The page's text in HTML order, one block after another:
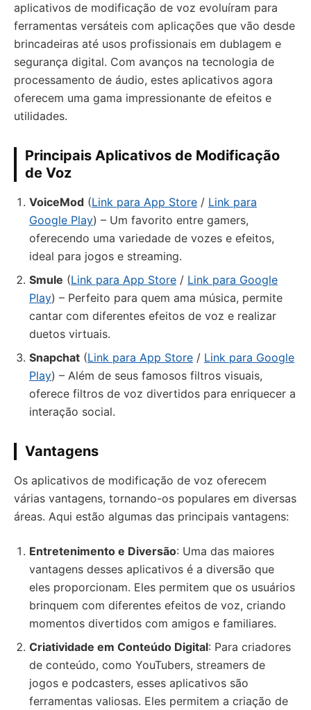
aplicativos de modificação de voz evoluíram para
ferramentas versáteis com aplicações que vão desde
brincadeiras até usos profissionais em dublagem e
segurança digital. Com avanços na tecnologia de
processamento de áudio, estes aplicativos agora
oferecem uma gama impressionante de efeitos e
utilidades.
Principais Aplicativos de Modificação
de Voz
VoiceMod (Link para App Store / Link para
Google Play) – Um favorito entre gamers,
oferecendo uma variedade de vozes e efeitos,
ideal para jogos e streaming.
Smule (Link para App Store / Link para Google
Play) – Perfeito para quem ama música, permite
cantar com diferentes efeitos de voz e realizar
duetos virtuais.
Snapchat (Link para App Store / Link para Google
Play) – Além de seus famosos filtros visuais,
oferece filtros de voz divertidos para enriquecer a
interação social.
Vantagens
Os aplicativos de modificação de voz oferecem
várias vantagens, tornando-os populares em diversas
áreas. Aqui estão algumas das principais vantagens:
Entretenimento e Diversão: Uma das maiores
vantagens desses aplicativos é a diversão que
eles proporcionam. Eles permitem que os usuários
brinquem com diferentes efeitos de voz, criando
momentos divertidos com amigos e familiares.
Criatividade em Conteúdo Digital: Para criadores
de conteúdo, como YouTubers, streamers de
jogos e podcasters, esses aplicativos são
ferramentas valiosas. Eles permitem a criação de